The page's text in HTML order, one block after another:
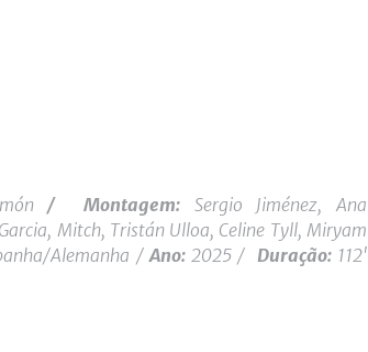
/ Montagem: Sergio Jiménez, Ana
Mitch, Tristán Ulloa, Celine Tyll, Miryam
Alemanha /Ano:2025 / Duração:112'